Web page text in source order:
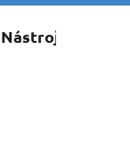
Nástroje